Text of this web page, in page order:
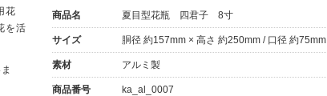
花
を活
商品名 夏目型花瓶 四君子 8寸
サイズ 胴径 約157mm × 高さ 約250mm / 口径 約75mm
素材 アルミ製
商品番号 ka_al_0007